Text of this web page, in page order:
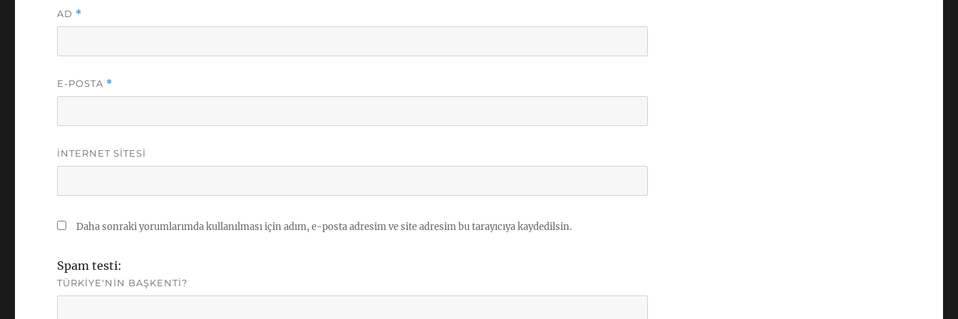
AD *
E-POSTA *
İNTERNET SITESI
Daha sonraki yorumlarımda kullanılması için adım, e-posta adresim ve site adresim bu tarayıcıya kaydedilsin.
Spam testi:
TÜRKIYE'NIN BAŞKENTI?